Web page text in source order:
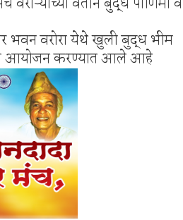
स्पर्धा 2026.
याचे वर गुन्हा दाखल.
वरोरा येथे खुली बुद्ध भीम
आयोजन करण्यात आले आहे